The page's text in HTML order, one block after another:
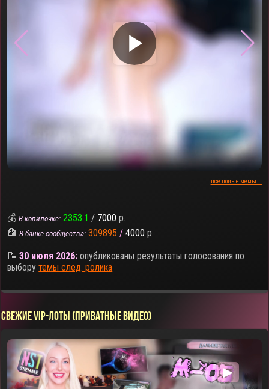
▶
все новые мемы...
💰В копилочке: 2353.1 / 7000 р.
🏦В банке сообщества: 309895 / 4000 р.
📝30 июля 2026: опубликованы результаты голосования по
выборутемы след. ролика
СВЕЖИЕ VIP-ЛОТЫ (ПРИВАТНЫЕ ВИДЕО)
▶